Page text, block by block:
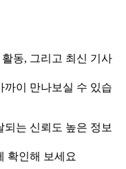
동, 그리고 최신 기사
까이 만나보실 수 있습
는 신뢰도 높은 정보
확인해 보세요